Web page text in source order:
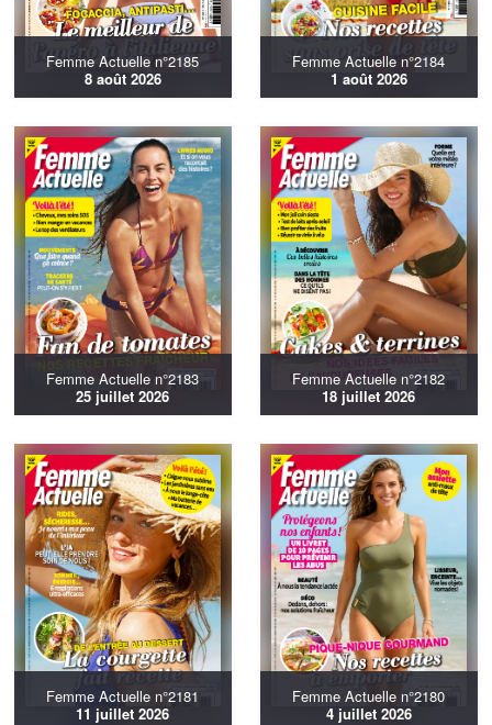
Femme Actuelle n°2185
8 août 2026
Femme Actuelle n°2184
1 août 2026
Femme Actuelle n°2183
25 juillet 2026
Femme Actuelle n°2182
18 juillet 2026
Femme Actuelle n°2181
11 juillet 2026
Femme Actuelle n°2180
4 juillet 2026